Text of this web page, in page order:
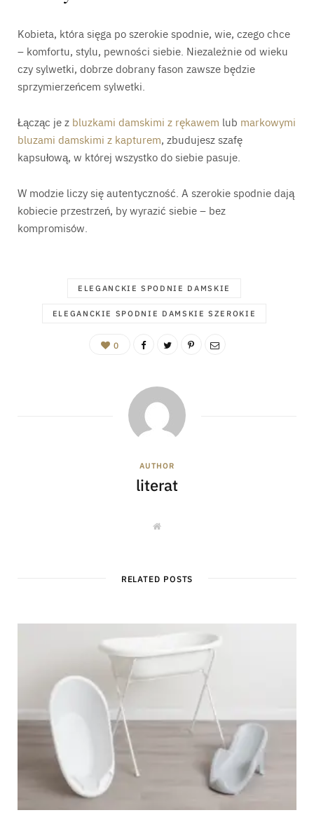
Kobieta, która sięga po szerokie spodnie, wie, czego chce
– komfortu, stylu, pewności siebie. Niezależnie od wieku
czy sylwetki, dobrze dobrany fason zawsze będzie
sprzymierzeńcem sylwetki.
Łącząc je z bluzkami damskimi z rękawem lub markowymi
bluzami damskimi z kapturem, zbudujesz szafę
kapsułową, w której wszystko do siebie pasuje.
W modzie liczy się autentyczność. A szerokie spodnie dają
kobiecie przestrzeń, by wyrazić siebie – bez
kompromisów.
ELEGANCKIE SPODNIE DAMSKIE
ELEGANCKIE SPODNIE DAMSKIE SZEROKIE
0
AUTHOR
literat
W
e
RELATED POSTS